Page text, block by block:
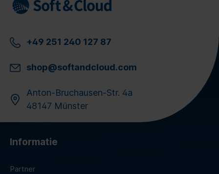
+49 251 240 127 87
shop@softandcloud.com
Anton-Bruchausen-Str. 4a
48147 Münster
Informatie
Partner